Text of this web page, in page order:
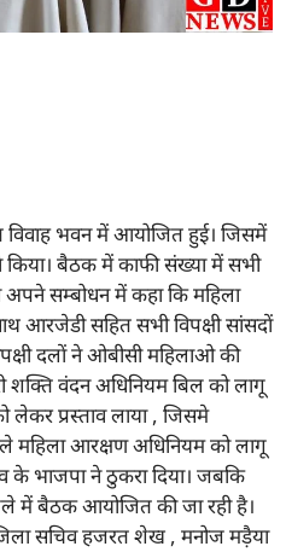
विवाह भवन में आयोजित हुई। जिसमें
किया। बैठक में काफी संख्या में सभी
अपने सम्बोधन में कहा कि महिला
आरजेडी सहित सभी विपक्षी सांसदों
दलों ने ओबीसी महिलाओ की
शक्ति वंदन अधिनियम बिल को लागू
लेकर प्रस्ताव लाया , जिसमे
महिला आरक्षण अधिनियम को लागू
के भाजपा ने ठुकरा दिया। जबकि
में बैठक आयोजित की जा रही है।
सचिव हजरत शेख , मनोज मड़ैया